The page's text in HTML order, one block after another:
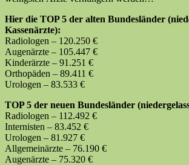
Hier die TOP 5 der alten Bundesländer
Kassenärzte):
Radiologen – 120.250 €
Augenärzte – 105.447 €
Kinderärzte – 91.251 €
Orthopäden – 89.411 €
Urologen – 83.533 €
TOP 5 der neuen Bundesländer
Radiologen – 112.492 €
Internisten – 83.452 €
Urologen – 81.927 €
Allgemeinärzte – 76.190 €
Augenärzte – 75.320 €